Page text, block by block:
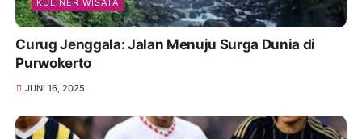
Curug Jenggala: Jalan Menuju Surga Dunia di
Purwokerto
JUNI 16, 2025